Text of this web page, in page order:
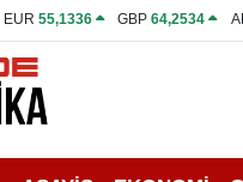
EUR 55,1336 GBP64,2534